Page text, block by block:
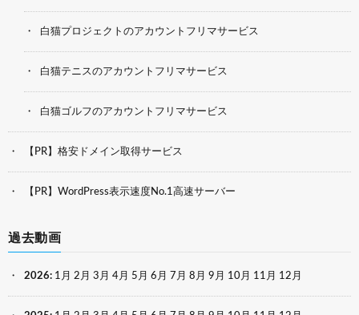
白猫プロジェクトのアカウントフリマサービス
白猫テニスのアカウントフリマサービス
白猫ゴルフのアカウントフリマサービス
【PR】格安ドメイン取得サービス
【PR】WordPress表示速度No.1高速サーバー
過去動画
2026: 1月 2月 3月 4月 5月 6月 7月 8月 9月 10月 11月 12月